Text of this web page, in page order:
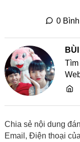
0
Tìm
Chia sẻ nội dung
Email, Điện thoại